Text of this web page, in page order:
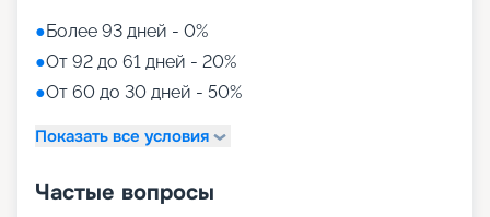
●Более 93 дней - 0%
●От 92 до 61 дней - 20%
●От 60 до 30 дней - 50%
Показать все условия
Частые вопросы